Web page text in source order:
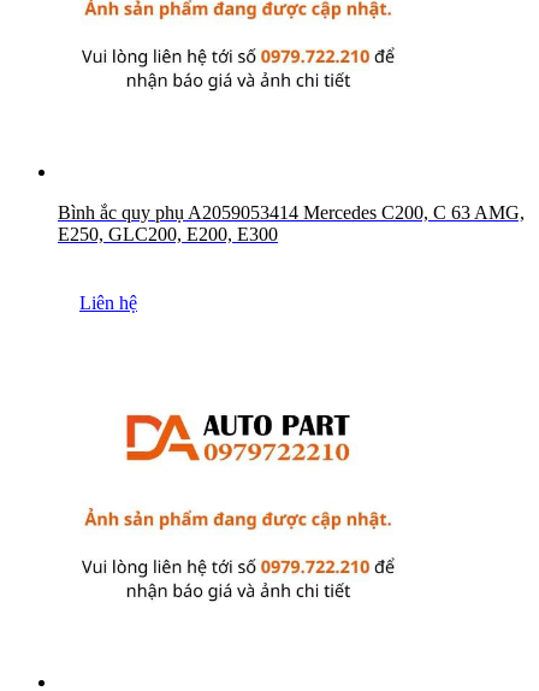
Bình ắc quy phụ A2059053414 Mercedes C200, C 63 AMG,
E250, GLC200, E200, E300
Liên hệ